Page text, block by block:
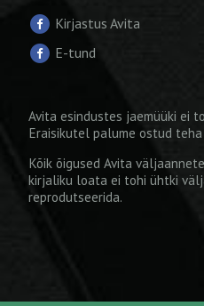
Kirjastus Avita
E-tund
Avita esindustes jaemüüki ei
Eraisikutel palume ostud teha
Kõik õigused Avita
kirjaliku loata ei tohi ühtki
reprodutseerida.